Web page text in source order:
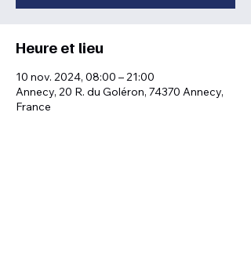
Heure et lieu
10 nov. 2024, 08:00 – 21:00
Annecy, 20 R. du Goléron, 74370 Annecy,
France